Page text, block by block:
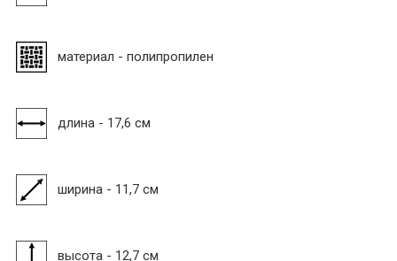
материал - полипропилен
длина - 17,6 см
ширина - 11,7 см
высота - 12,7 см